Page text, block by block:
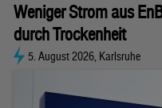
Weniger Strom aus
durch Trockenheit
5. August 2026, Karlsruhe